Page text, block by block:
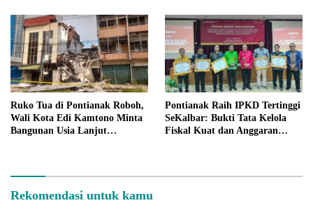
Ruko Tua di Pontianak Roboh,
Wali Kota Edi Kamtono Minta
Bangunan Usia Lanjut
Pontianak Raih IPKD Tertinggi
SeKalbar: Bukti Tata Kelola
Fiskal Kuat dan Anggaran
Rekomendasi untuk kamu